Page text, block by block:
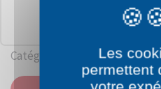
Catégorie: Nourriture
Les
permettent